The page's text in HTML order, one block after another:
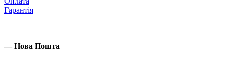
Гарантія
— Нова Пошта